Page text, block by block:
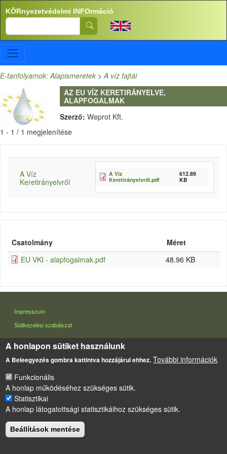
Ugrás a tartalomra
KÖRnyezetvédelmi INFOrmáció
Search
E-tanfolyamok: Alapismeretek >A víz fajtái
AZ EU VÍZ KERETIRÁNYELVE,
ALAPFOGALMAK
Szerző: Weprot Kft.
1 - 1 / 1 megjelenítése
A Víz
Keretirányelvről
A Víz
Keretirányelvről.pdf
612.89
KB
Csatolmány
Méret
EU VKI - alapfogalmak.pdf
48.96 KB
LÁBLÉC
Impresszum
Sütikezelési szabályzat
Drupal alapú webhely
A honlapon sütiket használunk
A Beleegyezés gombra kattintva hozzájárul ehhez. További információk
Funkcionális
A honlap működéséhez szükséges sütik.
Statisztikai
A honlap látogatottsági statisztikáihoz szükséges sütik.
Beállítások mentése